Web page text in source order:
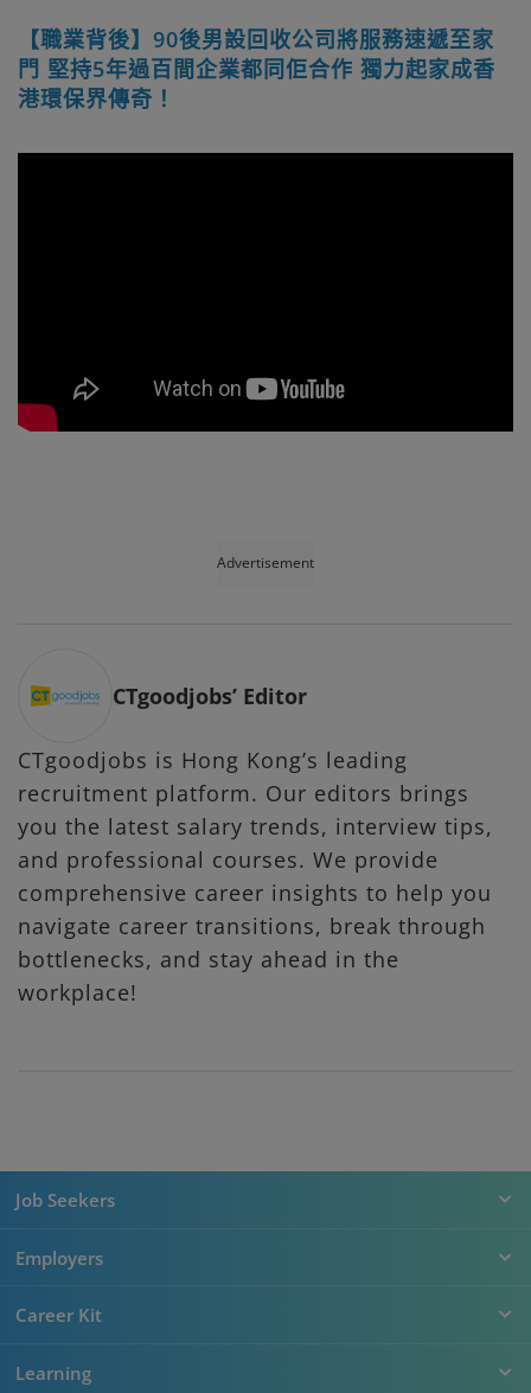
【職業背後】90後男設回收公司將服務速遞至家
門 堅持5年過百間企業都同佢合作 獨力起家成香
港環保界傳奇！
Advertisement
CTgoodjobs’ Editor
CTgoodjobs is Hong Kong’s leading
recruitment platform. Our editors brings
you the latest salary trends, interview tips,
and professional courses. We provide
comprehensive career insights to help you
navigate career transitions, break through
bottlenecks, and stay ahead in the
workplace!
Job Seekers
Employers
Career Kit
Learning